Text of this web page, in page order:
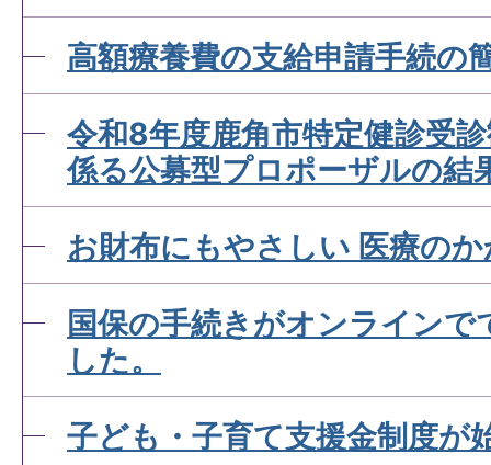
高額療養費の支給申請手続の
令和8年度鹿角市特定健診受
係る公募型プロポーザルの結
お財布にもやさしい 医療の
国保の手続きがオンライン
した。
子ども・子育て支援金制度が